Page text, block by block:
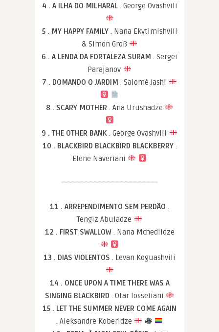
4 . A ILHA DO MILHARAL . George Ovashvili
5 . MY HAPPY FAMILY . Nana Ekvtimishvili
& Simon Groß
6 . A LENDA DA FORTALEZA SURAM . Sergei
Parajanov
7 . DOMANDO O JARDIM. Salomé Jashi
8 . SCARY MOTHER . Ana Urushadze
9 . THE OTHER BANK. George Ovashvili
10 . BLACKBIRD BLACKBIRD BLACKBERRY .
Elene Naveriani
11 . ARREPENDIMENTO SEM PERDÃO .
Tengiz Abuladze
12 . FIRST SWALLOW . Nana Mchedlidze
13 . DIAS VIOLENTOS . Levan Koguashvili
14 . ONCE UPON A TIME THERE WAS A
SINGING BLACKBIRD . Otar Iosseliani
15 . LET THE SUMMER NEVER COME AGAIN
. Aleksandre Koberidze